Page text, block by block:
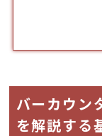
バーカウン
を解説する